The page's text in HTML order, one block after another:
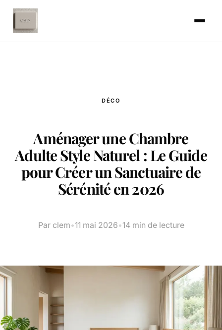
DÉCO
Aménager une Chambre
Adulte Style Naturel : Le Guide
pour Créer un Sanctuaire de
Sérénité en 2026
Par clem•11 mai 2026•14 min de lecture